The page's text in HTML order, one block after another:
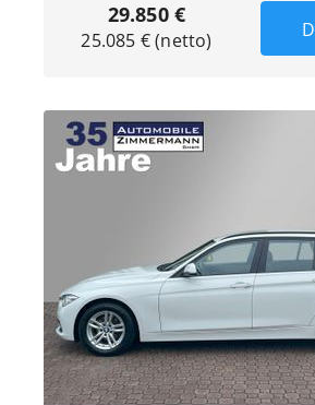
29.850 €
25.085 € (netto)